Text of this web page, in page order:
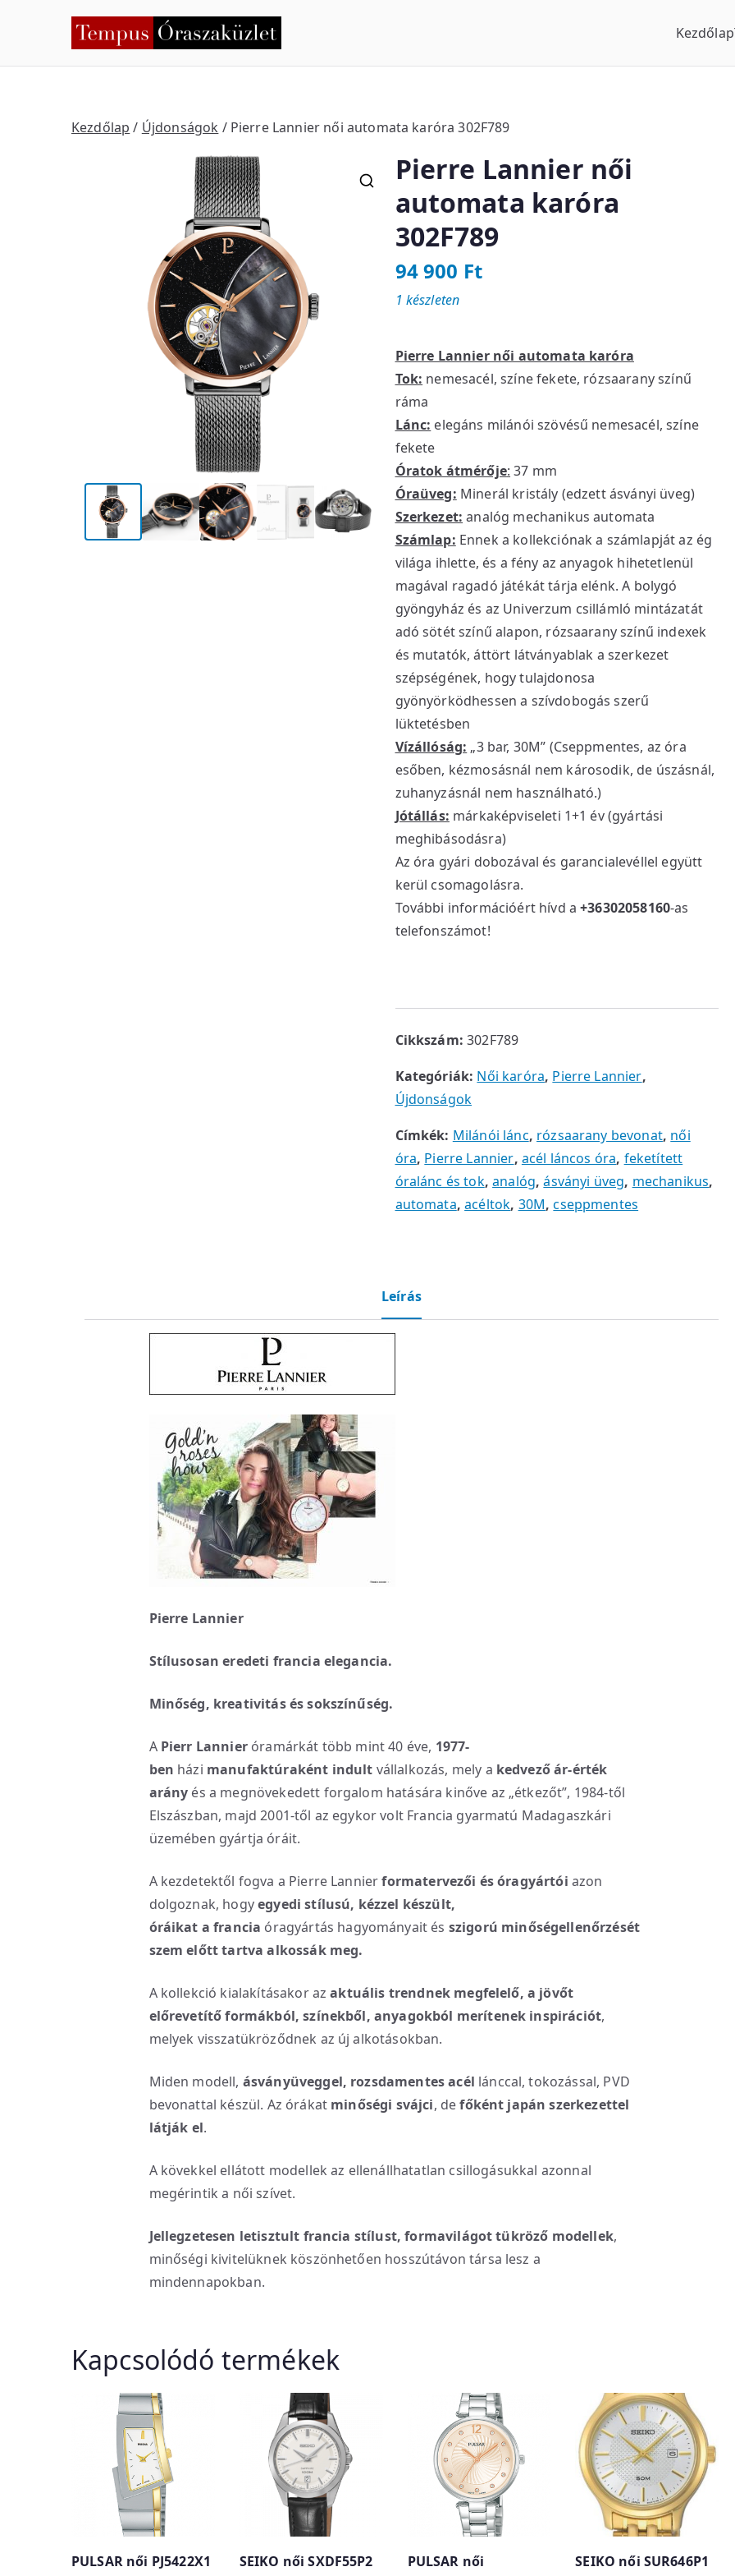
Tempus Óraszaküzlet Kezdőlap
Kezdőlap / Újdonságok / Pierre Lannier női automata karóra 302F789
Pierre Lannier női
automata karóra
302F789
94 900 Ft
Pierre Lannier női automata karóra
Tok: nemesacél, színe fekete, rózsaarany színű
ráma
Lánc: elegáns milánói szövésű nemesacél, színe
fekete
Óratok átmérője: 37 mm
Óraüveg: Minerál kristály (edzett ásványi üveg)
Szerkezet: analóg mechanikus automata
Számlap: Ennek a kollekciónak a számlapját az ég
világa ihlette, és a fény az anyagok hihetetlenül
magával ragadó játékát tárja elénk. A bolygó
gyöngyház és az Univerzum csillámló mintázatát
adó sötét színű alapon, rózsaarany színű indexek
és mutatók, áttört látványablak a szerkezet
szépségének, hogy tulajdonosa
gyönyörködhessen a szívdobogás szerű
lüktetésben
Vízállóság: „3 bar, 30M” (Cseppmentes, az óra
esőben, kézmosásnál nem károsodik, de úszásnál,
zuhanyzásnál nem használható.)
Jótállás: márkaképviseleti 1+1 év (gyártási
meghibásodásra)
Az óra gyári dobozával és garancialevéllel együtt
kerül csomagolásra.
További információért hívd a+36302058160-as
telefonszámot!
1 készleten
Cikkszám:302F789
Kategóriák: Női karóra, Pierre Lannier,
Újdonságok
Címkék: Milánói lánc, rózsaarany bevonat, női
óra, Pierre Lannier, acél láncos óra, feketített
óralánc és tok,analóg,ásványi üveg, mechanikus,
automata,acéltok, 30M,cseppmentes
Leírás
Pierre Lannier
Stílusosan eredeti francia elegancia.
Minőség, kreativitás és sokszínűség.
A Pierr Lannieróramárkát több mint 40 éve, 1977-
ben házi manufaktúraként indult vállalkozás, mely a kedvező ár-érték
arány és a megnövekedett forgalom hatására kinőve az „étkezőt”, 1984-től
Elszászban, majd 2001-től az egykor volt Francia gyarmatú Madagaszkári
üzemében gyártja óráit.
A kezdetektől fogva a Pierre Lannierformatervezői és óragyártói azon
dolgoznak, hogyegyedi stílusú, kézzel készült,
óráikat a francia óragyártás hagyományait és szigorú minőségellenőrzését
szem előtt tartva alkossák meg.
A kollekció kialakításakor azaktuális trendnek megfelelő, a jövőt
előrevetítő formákból, színekből, anyagokból merítenek inspirációt,
melyek visszatükröződnek az új alkotásokban.
Miden modell, ásványüveggel, rozsdamentes acél lánccal, tokozással, PVD
bevonattal készül. Az órákat minőségi svájci, defőként japán szerkezettel
látják el.
A kövekkel ellátott modellek az ellenállhatatlan csillogásukkal azonnal
megérintik a női szívet.
Jellegzetesen letisztult francia stílust, formavilágot tükröző modellek,
minőségi kivitelüknek köszönhetően hosszútávon társa lesz a
mindennapokban.
Kapcsolódó termékek
PULSAR női PJ5422X1 SEIKO női SXDF55P2
PULSAR női
SEIKO női SUR646P1